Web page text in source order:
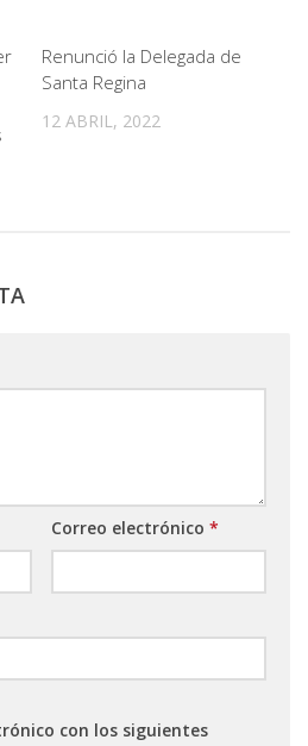
Renunció la Delegada de
Santa Regina
12 ABRIL, 2022
Correo electrónico *
con los siguientes